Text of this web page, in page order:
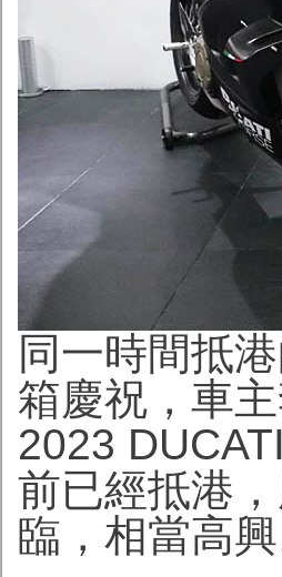
同一時間抵
箱慶祝，車
2023
前已經抵港
臨，相當高興